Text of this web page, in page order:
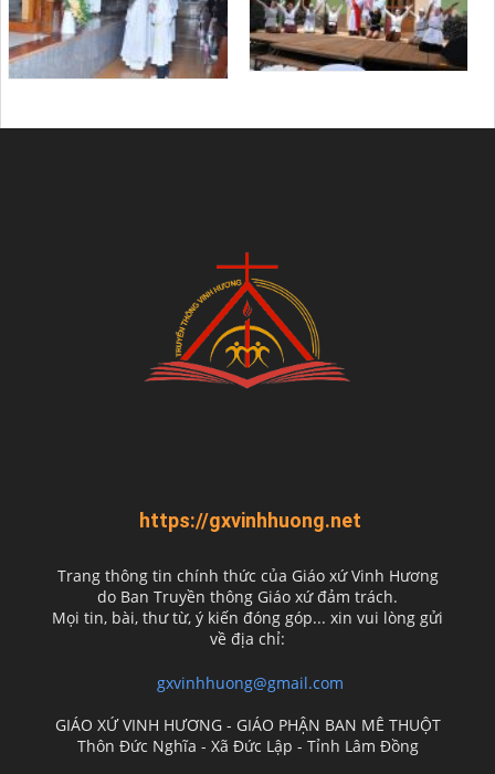
https://gxvinhhuong.net
Trang thông tin chính thức của Giáo xứ Vinh Hương
do Ban Truyền thông Giáo xứ đảm trách.
Mọi tin, bài, thư từ, ý kiến đóng góp... xin vui lòng gửi
về địa chỉ:
gxvinhhuong@gmail.com
GIÁO XỨ VINH HƯƠNG - GIÁO PHẬN BAN MÊ THUỘT
Thôn Đức Nghĩa - Xã Đức Lập - Tỉnh Lâm Đồng